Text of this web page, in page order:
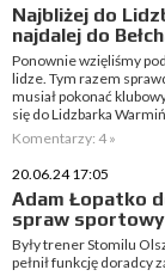
Najbliżej do
najdalej do
Ponownie wzięliśmy
lidze. Tym razem
musiał pokonać
się do Lidzbarka
Komentarzy: 4 »
20.06.24 17:05
Adam Łopatko
spraw
Były trener Stomilu
pełnił funkcję doradcy